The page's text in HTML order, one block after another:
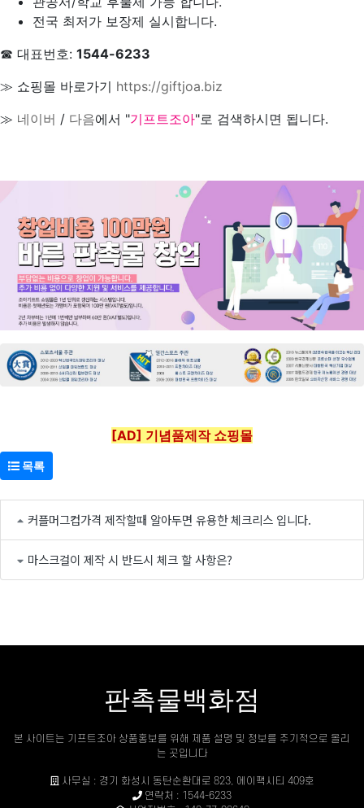
전국 최저가 보장제 실시합니다.
☎ 대표번호: 1544-6233
≫ 쇼핑몰 바로가기 https://giftjoa.biz
≫ 네이버 / 다음에서 "기프트조아"로 검색하시면 됩니다.
[AD] 기념품제작 쇼핑몰
목록
커플머그컵가격 제작할때 알아두면 유용한 체크리스 입니다.
마스크걸이 제작 시 반드시 체크 할 사항은?
판촉물백화점
본 사이트는 기프트조아 상품홍보를 위해 제품 설명 및 정보를 주기적으로 올리
는 곳입니다
사무실 : 경기 화성시 동탄순환대로 823, 에이팩시티 409호
연락처 : 1544-6233